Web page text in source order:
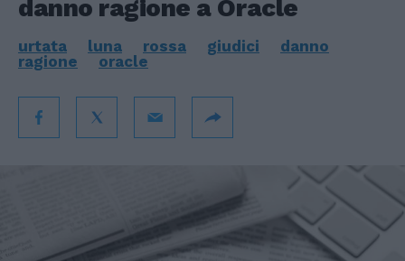
danno ragione a Oracle
urtata luna rossa giudici
danno
ragione
oracle